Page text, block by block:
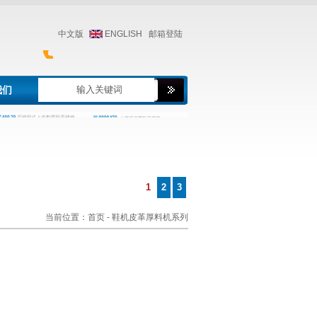
中文版 ENGLISH 邮箱登陆
1 2 3
当前位置： 首页- 鞋机皮革厚料机系列